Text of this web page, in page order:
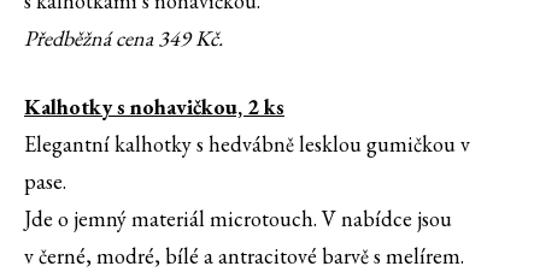
Předběžná cena 349 Kč.
Kalhotky s nohavičkou, 2 ks
Elegantní kalhotky s hedvábně lesklou gumičkou v
pase.
Jde o jemný materiál microtouch. V nabídce jsou
v černé, modré, bílé a antracitové barvě s melírem.